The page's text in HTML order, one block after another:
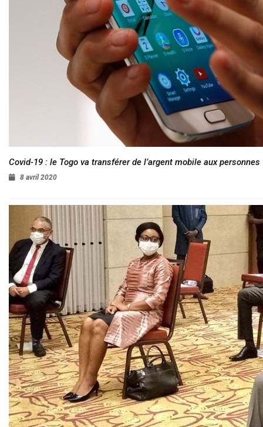
Covid-19 : le Togo va transférer de l’argent mobile aux
8 avril 2020